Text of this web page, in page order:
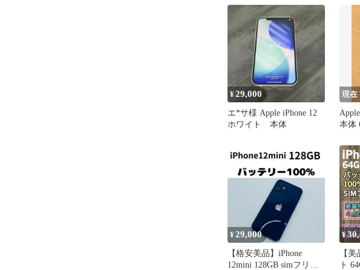
¥29,000
エ*サ様 Apple iPhone 12
ホワイト 本体
現在
本体
¥29,000
【格安美品】iPhone
12mini 128GB simフリー
¥
【
ト